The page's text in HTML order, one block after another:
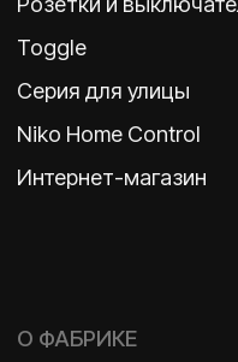
2026 ©
ООО «Бельгийская электротехника»
ИНН 7710498979 ОГРН 1157746609350